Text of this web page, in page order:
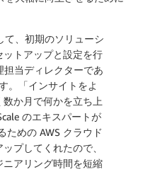
て、初期のソリューシ
ットアップと設定を行
担当ディレクターであ
。「インサイトをよ
か月で何かを立ち上
のエキスパートが
ための AWS クラウド
プしてくれたので、
アリング時間を短縮